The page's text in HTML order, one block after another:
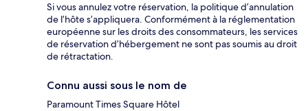
Si vous annulez votre réservation, la politique d’annulation
de l’hôte s’appliquera. Conformément à la réglementation
européenne sur les droits des consommateurs, les services
de réservation d’hébergement ne sont pas soumis au droit
de rétractation.
Connu aussi sous le nom de
Paramount Times Square Hôtel